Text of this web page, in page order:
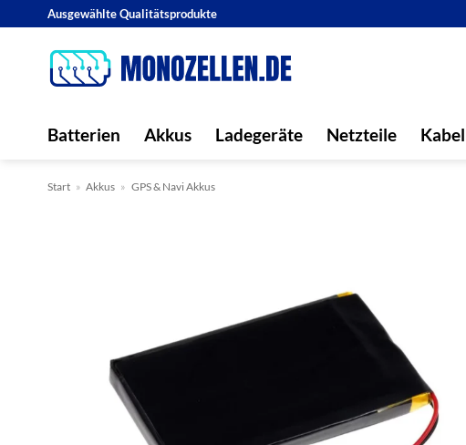
springen
Ausgewählte Qualitätsprodukte
Batterien Akkus Ladegeräte Netzteile Kabel
Start » Akkus » GPS & Navi Akkus